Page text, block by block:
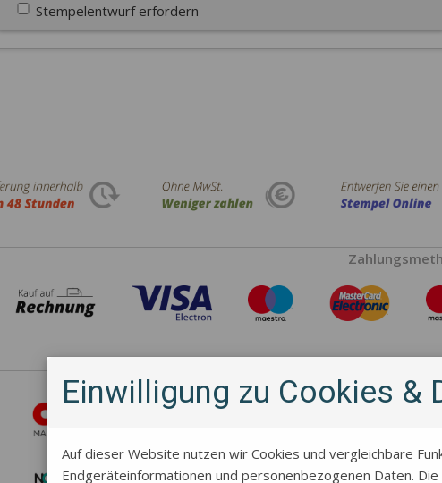
Stempelentwurf erfordern
Hersteller
Einwilligung zu Cookies &
Auf dieser Website nutzen wir Cookies und vergleichbare
Endgeräteinformationen und personenbezogenen Daten.